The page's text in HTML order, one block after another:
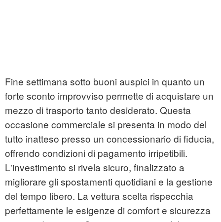
Fine settimana sotto buoni auspici in quanto un
forte sconto improvviso permette di acquistare un
mezzo di trasporto tanto desiderato. Questa
occasione commerciale si presenta in modo del
tutto inatteso presso un concessionario di fiducia,
offrendo condizioni di pagamento irripetibili.
L'investimento si rivela sicuro, finalizzato a
migliorare gli spostamenti quotidiani e la gestione
del tempo libero. La vettura scelta rispecchia
perfettamente le esigenze di comfort e sicurezza